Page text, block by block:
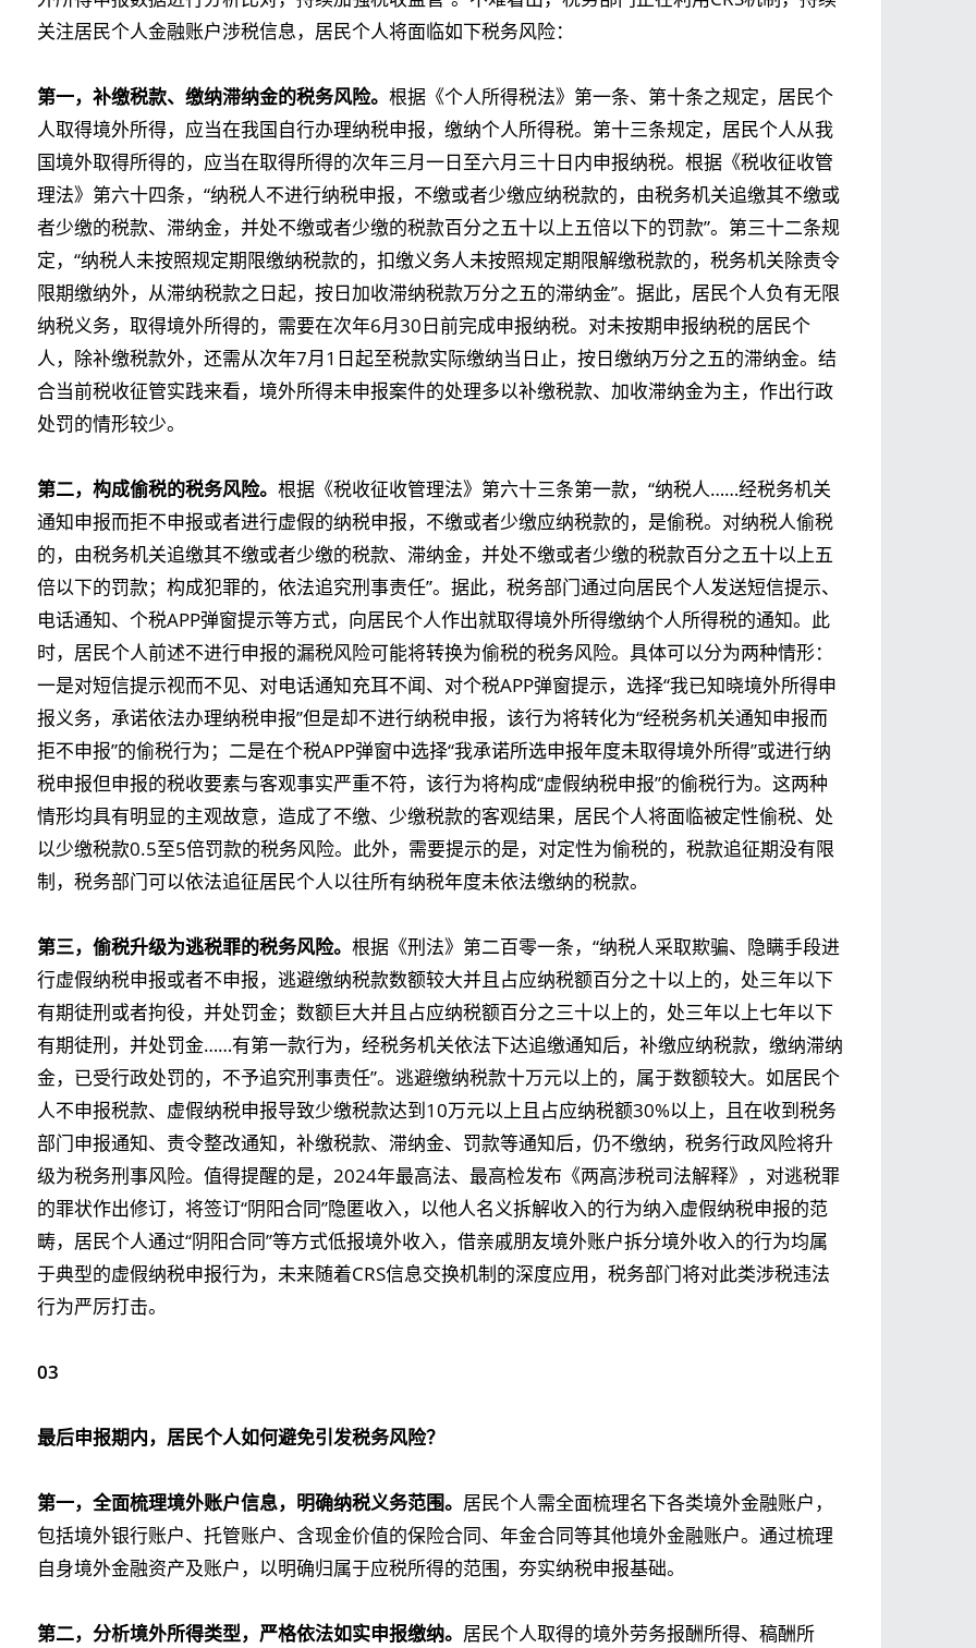
关注居民个人金融账户涉税信息，居民个人将面临如下税务风险：
第一，补缴税款、缴纳滞纳金的税务风险。 根据《个人所得税法》第一条、第十条之规定，居民个
人取得境外所得，应当在我国自行办理纳税申报，缴纳个人所得税。第十三条规定，居民个人从我
国境外取得所得的，应当在取得所得的次年三月一日至六月三十日内申报纳税。根据《税收征收管
理法》第六十四条，“纳税人不进行纳税申报，不缴或者少缴应纳税款的，由税务机关追缴其不缴或
者少缴的税款、滞纳金，并处不缴或者少缴的税款百分之五十以上五倍以下的罚款”。第三十二条规
定，“纳税人未按照规定期限缴纳税款的，扣缴义务人未按照规定期限解缴税款的，税务机关除责令
限期缴纳外，从滞纳税款之日起，按日加收滞纳税款万分之五的滞纳金”。据此，居民个人负有无限
纳税义务，取得境外所得的，需要在次年6月30日前完成申报纳税。对未按期申报纳税的居民个
人，除补缴税款外，还需从次年7月1日起至税款实际缴纳当日止，按日缴纳万分之五的滞纳金。结
合当前税收征管实践来看，境外所得未申报案件的处理多以补缴税款、加收滞纳金为主，作出行政
处罚的情形较少。
第二，构成偷税的税务风险。 根据《税收征收管理法》第六十三条第一款，“纳税人……经税务机关
通知申报而拒不申报或者进行虚假的纳税申报，不缴或者少缴应纳税款的，是偷税。对纳税人偷税
的，由税务机关追缴其不缴或者少缴的税款、滞纳金，并处不缴或者少缴的税款百分之五十以上五
倍以下的罚款；构成犯罪的，依法追究刑事责任”。据此，税务部门通过向居民个人发送短信提示、
电话通知、个税APP弹窗提示等方式，向居民个人作出就取得境外所得缴纳个人所得税的通知。此
时，居民个人前述不进行申报的漏税风险可能将转换为偷税的税务风险。具体可以分为两种情形：
一是对短信提示视而不见、对电话通知充耳不闻、对个税APP弹窗提示，选择“我已知晓境外所得申
报义务，承诺依法办理纳税申报”但是却不进行纳税申报，该行为将转化为“经税务机关通知申报而
拒不申报”的偷税行为；二是在个税APP弹窗中选择“我承诺所选申报年度未取得境外所得”或进行纳
税申报但申报的税收要素与客观事实严重不符，该行为将构成“虚假纳税申报”的偷税行为。这两种
情形均具有明显的主观故意，造成了不缴、少缴税款的客观结果，居民个人将面临被定性偷税、处
以少缴税款0.5至5倍罚款的税务风险。此外，需要提示的是，对定性为偷税的，税款追征期没有限
制，税务部门可以依法追征居民个人以往所有纳税年度未依法缴纳的税款。
第三，偷税升级为逃税罪的税务风险。 根据《刑法》第二百零一条，“纳税人采取欺骗、隐瞒手段进
行虚假纳税申报或者不申报，逃避缴纳税款数额较大并且占应纳税额百分之十以上的，处三年以下
有期徒刑或者拘役，并处罚金；数额巨大并且占应纳税额百分之三十以上的，处三年以上七年以下
有期徒刑，并处罚金……有第一款行为，经税务机关依法下达追缴通知后，补缴应纳税款，缴纳滞纳
金，已受行政处罚的，不予追究刑事责任”。逃避缴纳税款十万元以上的，属于数额较大。如居民个
人不申报税款、虚假纳税申报导致少缴税款达到10万元以上且占应纳税额30%以上，且在收到税务
部门申报通知、责令整改通知，补缴税款、滞纳金、罚款等通知后，仍不缴纳，税务行政风险将升
级为税务刑事风险。值得提醒的是，2024年最高法、最高检发布《两高涉税司法解释》，对逃税罪
的罪状作出修订，将签订“阴阳合同”隐匿收入，以他人名义拆解收入的行为纳入虚假纳税申报的范
畴，居民个人通过“阴阳合同”等方式低报境外收入，借亲戚朋友境外账户拆分境外收入的行为均属
于典型的虚假纳税申报行为，未来随着CRS信息交换机制的深度应用，税务部门将对此类涉税违法
行为严厉打击。
03
最后申报期内，居民个人如何避免引发税务风险？
第一，全面梳理境外账户信息，明确纳税义务范围。 居民个人需全面梳理名下各类境外金融账户，
包括境外银行账户、托管账户、含现金价值的保险合同、年金合同等其他境外金融账户。通过梳理
自身境外金融资产及账户，以明确归属于应税所得的范围，夯实纳税申报基础。
第二，分析境外所得类型，严格依法如实申报缴纳。 居民个人取得的境外劳务报酬所得、稿酬所